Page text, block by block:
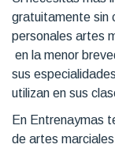
gratuitamente sin
personales artes
en la menor
sus
utilizan en sus
En Entrenaymas
de artes